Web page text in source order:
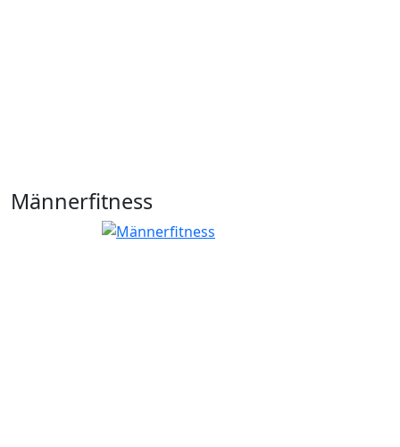
Männerfitness